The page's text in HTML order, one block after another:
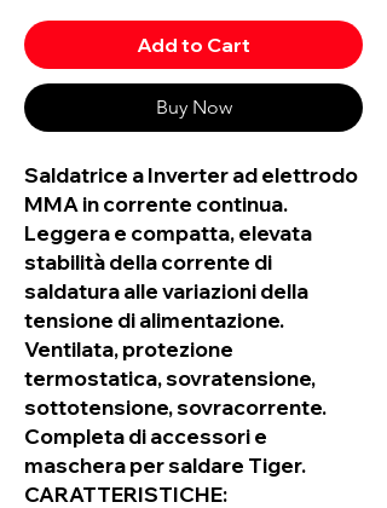
Add to Cart
Buy Now
Saldatrice a Inverter ad elettrodo
MMA in corrente continua.
Leggera e compatta, elevata
stabilità della corrente di
saldatura alle variazioni della
tensione di alimentazione.
Ventilata, protezione
termostatica, sovratensione,
sottotensione, sovracorrente.
Completa di accessori e
maschera per saldare Tiger.
CARATTERISTICHE: